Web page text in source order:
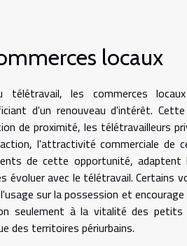
locaux
les commerces
d'un renouveau d'intérêt.
de proximité, les télétravailleurs
l'attractivité commerciale de
de cette opportunité,
évoluer avec le télétravail. Certains
sur la possession et
seulement à la vitalité des
des territoires périurbains.